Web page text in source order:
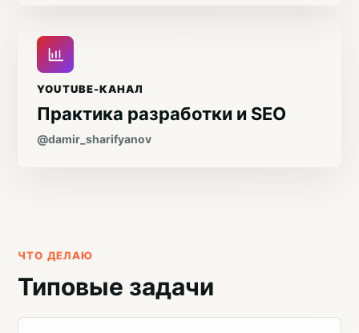
YOUTUBE-КАНАЛ
Практика разработки и SEO
@damir_sharifyanov
ЧТО ДЕЛАЮ
Типовые задачи